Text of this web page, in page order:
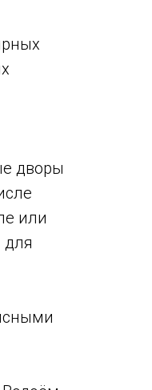
дворы
или
для